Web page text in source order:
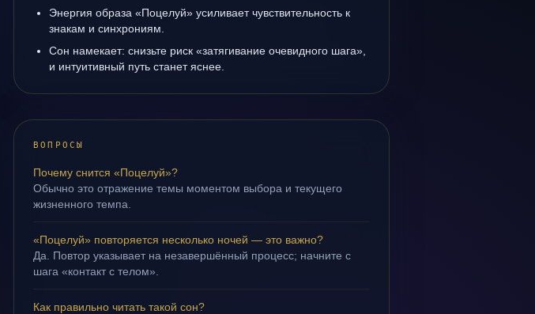
Энергия образа «Поцелуй» усиливает чувствительность к
знакам и синхрониям.
Сон намекает: снизьте риск «затягивание очевидного шага»,
и интуитивный путь станет яснее.
ВОПРОСЫ
Почему снится «Поцелуй»?
Обычно это отражение темы моментом выбора и текущего
жизненного темпа.
«Поцелуй» повторяется несколько ночей — это важно?
Да. Повтор указывает на незавершённый процесс; начните с
шага «контакт с телом».
Как правильно читать такой сон?